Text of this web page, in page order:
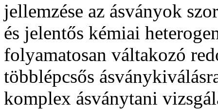
jellemzése az ásványok
és jelentős kémiai
folyamatosan váltakozó
többlépcsős
komplex ásványtani